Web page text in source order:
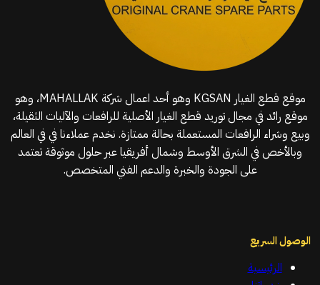
موقع قطع الغيار KGSAN وهو أحد اعمال شركة MAHALLAK، وهو
موقع رائد في مجال توريد قطع الغيار الأصلية للرافعات والآليات الثقيلة،
وبيع وشراء الرافعات المستعملة بحالة ممتازة. نخدم عملاءنا في في العالم
وبالأخص في الشرق الأوسط وشمال أفريقيا عبر حلول موثوقة تعتمد
على الجودة والخبرة والدعم الفني المتخصص.
الوصول السريع
الرئيسية